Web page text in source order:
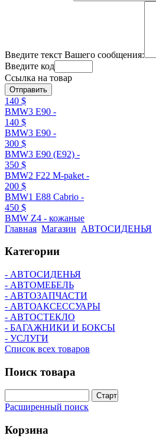
Введите текст Вашего сообщения:
Введите код
Ссылка на товар
140 $
BMW3 E90 -
140 $
BMW3 E90 -
300 $
BMW3 E90 (E92) -
350 $
BMW2 F22 M-paket -
200 $
BMW1 E88 Cabrio -
450 $
BMW Z4 - кожаные
Главная Магазин АВТОСИДЕНЬЯ
Категории
- АВТОСИДЕНЬЯ
- АВТОМЕБЕЛЬ
- АВТОЗАПЧАСТИ
- АВТОАКСЕССУАРЫ
- АВТОСТЕКЛО
- БАГАЖНИКИ И БОКСЫ
- УСЛУГИ
Список всех товаров
Поиск товара
Расширенный поиск
Корзина